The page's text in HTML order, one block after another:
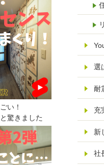
い！
驚きました
選
耐
充
新
社